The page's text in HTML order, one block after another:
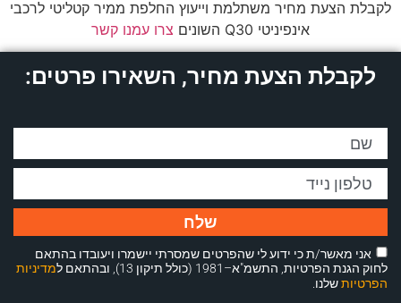
לקבלת הצעת מחיר משתלמת וייעוץ החלפת ממיר קטליטי לרכבי
אינפיניטי Q30 השונים
צרו עמנו קשר
לקבלת הצעת מחיר, השאירו פרטים:
אני מאשר/ת כי ידוע לי שהפרטים שמסרתי יישמרו ויעובדו בהתאם
לחוק הגנת הפרטיות, התשמ"א–1981 (כולל תיקון 13), ובהתאם ל
מדיניות
הפרטיותשלנו.
שלח